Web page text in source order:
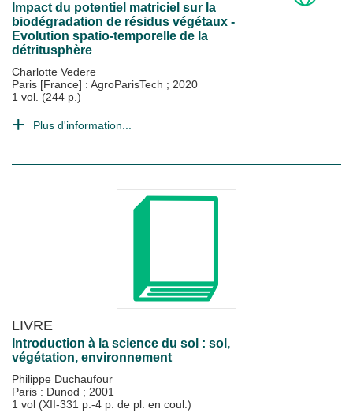
Impact du potentiel matriciel sur la
biodégradation de résidus végétaux -
Evolution spatio-temporelle de la
détritusphère
Charlotte Vedere
Paris [France] : AgroParisTech ; 2020
1 vol. (244 p.)
Plus d'information...
LIVRE
Introduction à la science du sol : sol,
végétation, environnement
Philippe Duchaufour
Paris : Dunod ; 2001
1 vol (XII-331 p.-4 p. de pl. en coul.)